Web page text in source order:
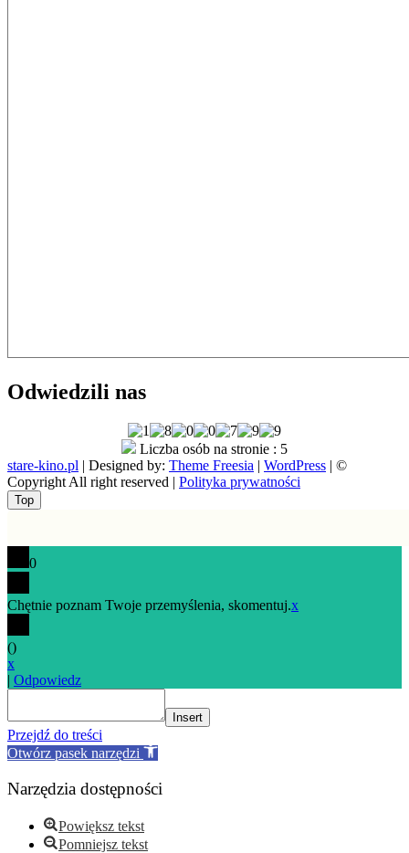
Odwiedzili nas
Liczba osób na stronie : 5
stare-kino.pl | Designed by: Theme Freesia | WordPress | ©
Copyright All right reserved | Polityka prywatności
Go
to
Top
0
Chętnie poznam Twoje przemyślenia, skomentuj.x
()
x
| Odpowiedz
Insert
Przejdź do treści
Otwórz pasek narzędzi
Narzędzia dostępności
Powiększ tekst
Pomniejsz tekst